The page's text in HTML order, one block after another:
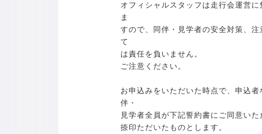
オフィシャルスタッフは走行会運営
ま
すので、同伴・見学者の安全対策、
て
は責任を負いません。
ご注意ください。
お申込みをいただいた時点で、申込者
伴・
見学者全員が下記誓約書にご同意い
捺印ただいたものとします。